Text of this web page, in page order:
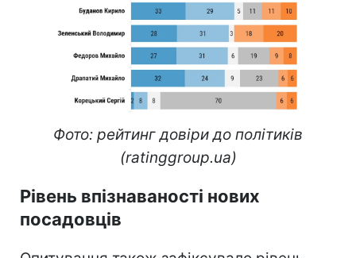
Фото: рейтинг довіри до політиків
(ratinggroup.ua)
Рівень впізнаваності нових
посадовців